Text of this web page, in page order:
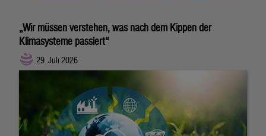
„Wir müssen verstehen, was nach dem Kippen der
Klimasysteme passiert“
29. Juli 2026